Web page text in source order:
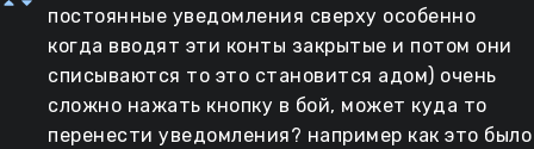
постоянные уведомления сверху особенно
когда вводят эти конты закрытые и потом они
списываются то это становится адом) очень
сложно нажать кнопку в бой, может куда то
перенести уведомления? например как это было